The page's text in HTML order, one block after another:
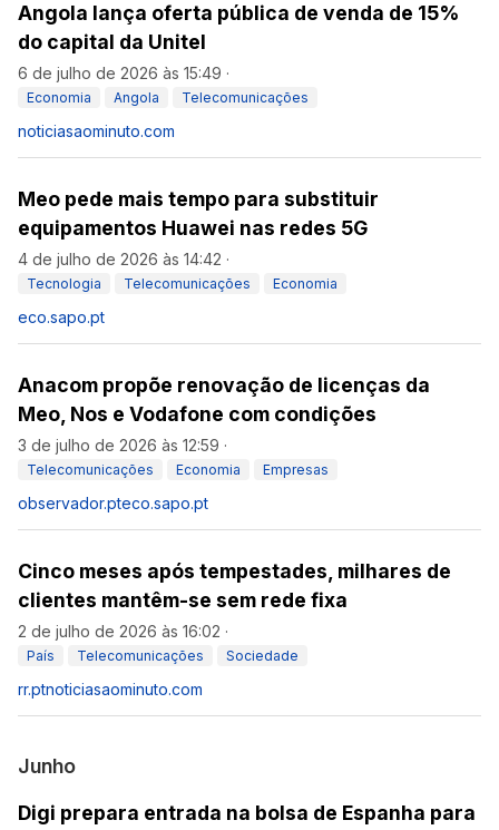
Angola lança oferta pública de venda de 15%
do capital da Unitel
6 de julho de 2026 às 15:49 ·
Economia Angola Telecomunicações
noticiasaominuto.com
Meo pede mais tempo para substituir
equipamentos Huawei nas redes 5G
4 de julho de 2026 às 14:42 ·
Tecnologia Telecomunicações Economia
eco.sapo.pt
Anacom propõe renovação de licenças da
Meo, Nos e Vodafone com condições
3 de julho de 2026 às 12:59 ·
Telecomunicações Economia Empresas
observador.pteco.sapo.pt
Cinco meses após tempestades, milhares de
clientes mantêm-se sem rede fixa
2 de julho de 2026 às 16:02 ·
País Telecomunicações Sociedade
rr.ptnoticiasaominuto.com
Junho
Digi prepara entrada na bolsa de Espanha para